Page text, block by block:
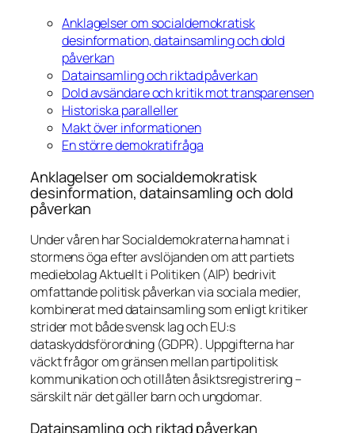
Anklagelser om socialdemokratisk
desinformation, datainsamling och dold
påverkan
Datainsamling och riktad påverkan
Dold avsändare och kritik mot transparensen
Historiska paralleller
Makt över informationen
En större demokratifråga
Anklagelser om socialdemokratisk
desinformation, datainsamling och dold
påverkan
Under våren har Socialdemokraterna hamnat i
stormens öga efter avslöjanden om att partiets
mediebolag Aktuellt i Politiken (AIP) bedrivit
omfattande politisk påverkan via sociala medier,
kombinerat med datainsamling som enligt kritiker
strider mot både svensk lag och EU:s
dataskyddsförordning (GDPR). Uppgifterna har
väckt frågor om gränsen mellan partipolitisk
kommunikation och otillåten åsiktsregistrering –
särskilt när det gäller barn och ungdomar.
Datainsamling och riktad påverkan